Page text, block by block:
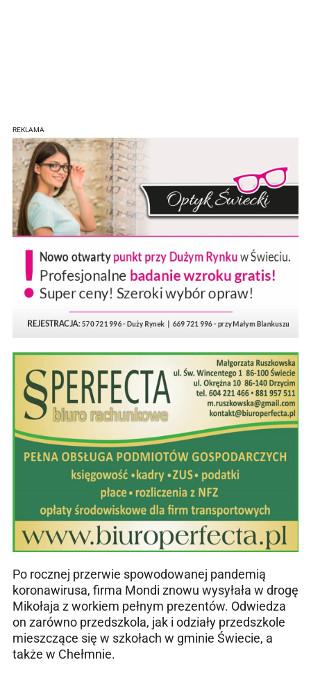
REKLAMA
Po rocznej przerwie spowodowanej pandemią
koronawirusa, firma Mondi znowu wysyłała w drogę
Mikołaja z workiem pełnym prezentów. Odwiedza
on zarówno przedszkola, jak i odziały przedszkole
mieszczące się w szkołach w gminie Świecie, a
także w Chełmnie.